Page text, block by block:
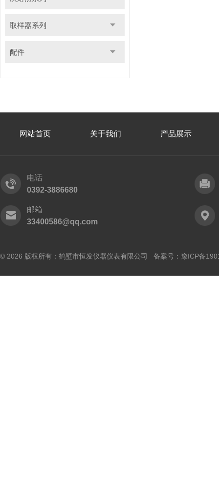
取样器系列
配件
网站首页 关于我们 产品展示
电话
0392-3886680
邮箱
33400586@qq.com
© 2026 版权所有：鹤壁市恒发仪器仪表有限公司 备案号： 豫ICP备